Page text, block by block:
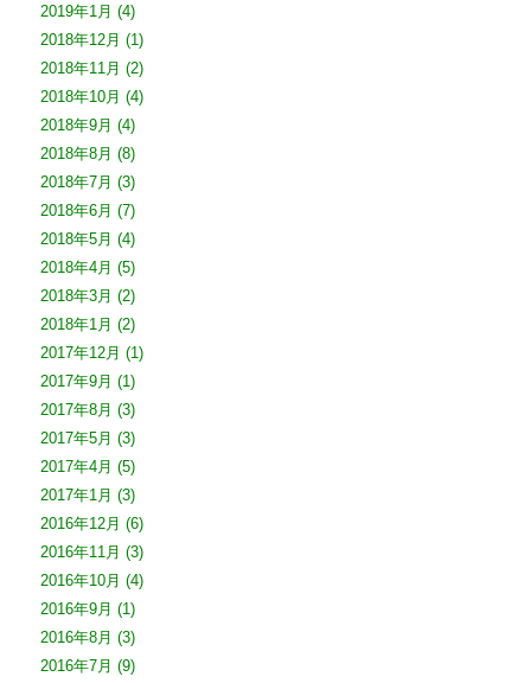
2019年1月 (4)
2018年12月 (1)
2018年11月 (2)
2018年10月 (4)
2018年9月 (4)
2018年8月 (8)
2018年7月 (3)
2018年6月 (7)
2018年5月 (4)
2018年4月 (5)
2018年3月 (2)
2018年1月 (2)
2017年12月 (1)
2017年9月 (1)
2017年8月 (3)
2017年5月 (3)
2017年4月 (5)
2017年1月 (3)
2016年12月 (6)
2016年11月 (3)
2016年10月 (4)
2016年9月 (1)
2016年8月 (3)
2016年7月 (9)